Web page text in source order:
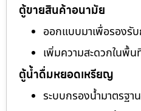
ตู้ขายสินค้าอนามัย
ออกแบบมาเพื่อรองรั
เพิ่มความสะดวกในพื้น
ตู้น้ำดื่มหยอดเหรียญ
ระบบกรองน้ำมาตรฐา